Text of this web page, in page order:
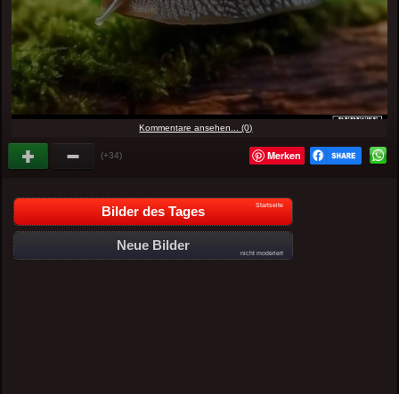
Kommentare ansehen... (0)
(+34) Merken
Bilder des Tages Startseite
Neue Bilder
nicht moderiert